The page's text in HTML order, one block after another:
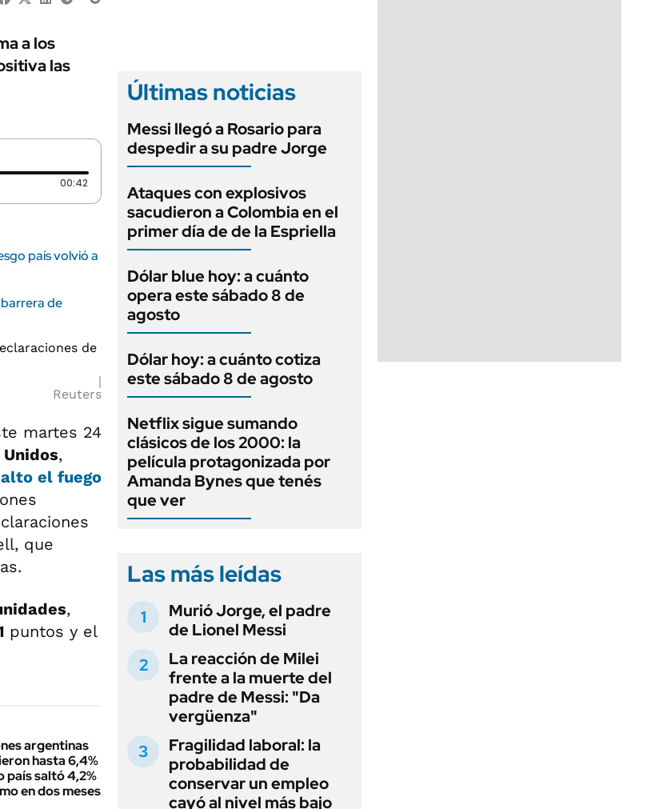
a los
las
00:42
país volvió a
barrera de
Reuters
martes 24
,
alto el fuego
que
,
puntos y el
argentinas
hasta 6,4%
país saltó 4,2%
en dos meses
Últimas noticias
Messi llegó a Rosario para
despedir a su padre Jorge
Ataques con explosivos
sacudieron a Colombia en el
primer día de de la Espriella
Dólar blue hoy: a cuánto
opera este sábado 8 de
agosto
Dólar hoy: a cuánto cotiza
este sábado 8 de agosto
Netflix sigue sumando
clásicos de los 2000: la
película protagonizada por
Amanda Bynes que tenés
que ver
Las más leídas
Murió Jorge, el padre
de Lionel Messi
La reacción de Milei
frente a la muerte del
padre de Messi: "Da
vergüenza"
Fragilidad laboral: la
probabilidad de
conservar un empleo
cayó al nivel más bajo